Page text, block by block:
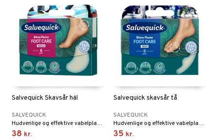
Salvequick Skavsår häl
SALVEQUICK
Hudvenlige og effektive vabelplastre. Til hæl og tå.
38 kr.
Salvequick skavsår tå
SALVEQUICK
Hudvenlige og effektive vabelplastre.
35 kr.